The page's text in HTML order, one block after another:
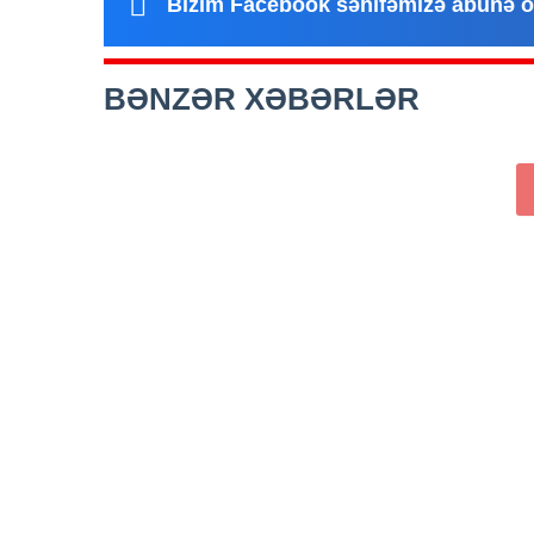
Bizim Facebook səhifəmizə abunə
BƏNZƏR XƏBƏRLƏR